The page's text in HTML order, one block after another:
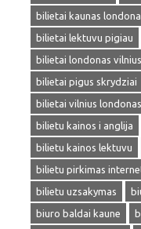
bilietai kaunas
bilietai lektuvu pigiau
bilietai londonas vilnius
bilietai pigus skrydziai
bilietai vilnius londonas
bilietu kainos i anglija
bilietu kainos lektuvu
bilietu pirkimas
bilietu uzsakymas
biuro baldai kaune